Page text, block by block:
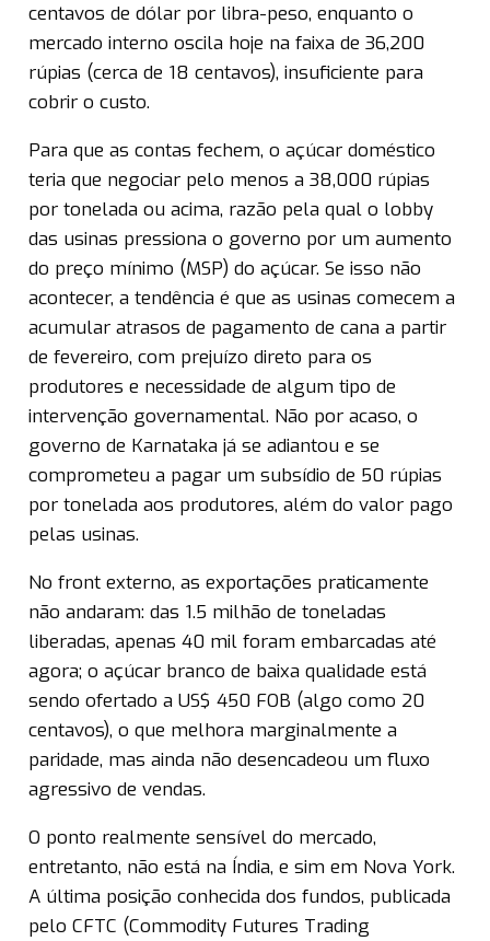
centavos de dólar por libra-peso, enquanto o
mercado interno oscila hoje na faixa de 36,200
rúpias (cerca de 18 centavos), insuficiente para
cobrir o custo.
Para que as contas fechem, o açúcar doméstico
teria que negociar pelo menos a 38,000 rúpias
por tonelada ou acima, razão pela qual o lobby
das usinas pressiona o governo por um aumento
do preço mínimo (MSP) do açúcar. Se isso não
acontecer, a tendência é que as usinas comecem a
acumular atrasos de pagamento de cana a partir
de fevereiro, com prejuízo direto para os
produtores e necessidade de algum tipo de
intervenção governamental. Não por acaso, o
governo de Karnataka já se adiantou e se
comprometeu a pagar um subsídio de 50 rúpias
por tonelada aos produtores, além do valor pago
pelas usinas.
No front externo, as exportações praticamente
não andaram: das 1.5 milhão de toneladas
liberadas, apenas 40 mil foram embarcadas até
agora; o açúcar branco de baixa qualidade está
sendo ofertado a US$ 450 FOB (algo como 20
centavos), o que melhora marginalmente a
paridade, mas ainda não desencadeou um fluxo
agressivo de vendas.
O ponto realmente sensível do mercado,
entretanto, não está na Índia, e sim em Nova York.
A última posição conhecida dos fundos, publicada
pelo CFTC (Commodity Futures Trading